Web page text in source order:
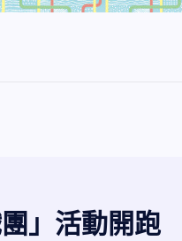
」活動開跑